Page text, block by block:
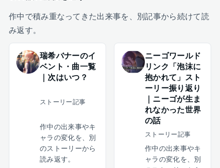
作中で積み重なってきた出来事を、別記事から続けて読
み返す。
瑞希バナーのイ
ベント・曲一覧
｜次はいつ？
ストーリー記事
作中の出来事やキ
ャラの変化を、別
のストーリーから
読み返す。
ニーゴワールド
リンク「泡沫に
抱かれて」スト
ーリー振り返り
｜ニーゴが生ま
れなかった世界
の話
ストーリー記事
作中の出来事やキ
ャラの変化を、別